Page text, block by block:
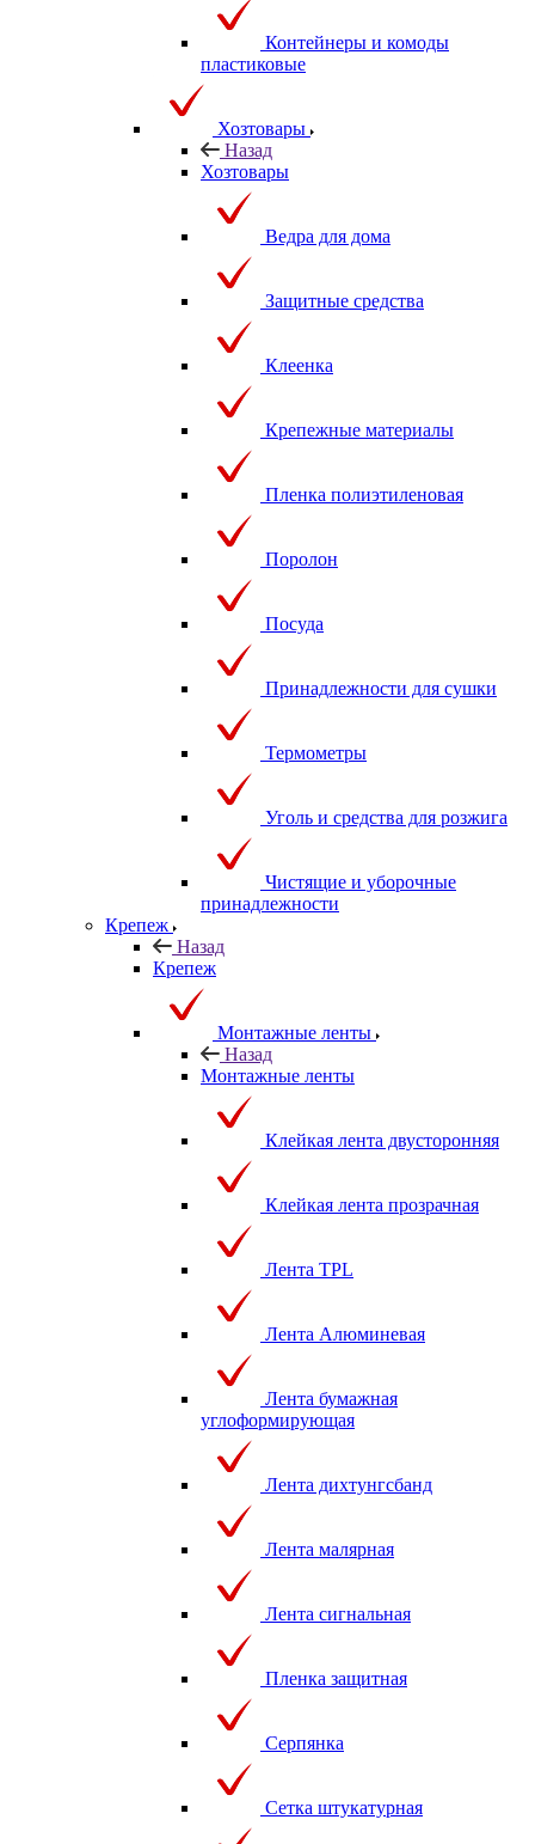
Контейнеры и комоды
пластиковые
Хозтовары
Назад
Хозтовары
Ведра для дома
Защитные средства
Клеенка
Крепежные материалы
Пленка полиэтиленовая
Поролон
Посуда
Принадлежности для сушки
Термометры
Уголь и средства для розжига
Чистящие и уборочные
принадлежности
Крепеж
Назад
Крепеж
Монтажные ленты
Назад
Монтажные ленты
Клейкая лента двусторонняя
Клейкая лента прозрачная
Лента TPL
Лента Алюминевая
Лента бумажная
углоформирующая
Лента дихтунгсбанд
Лента малярная
Лента сигнальная
Пленка защитная
Серпянка
Сетка штукатурная